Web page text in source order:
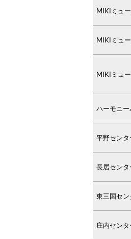
MIKIミュ
MIKIミュ
MIKIミュ
ハーモニー
平野センタ
長居センタ
東三国セン
庄内センタ